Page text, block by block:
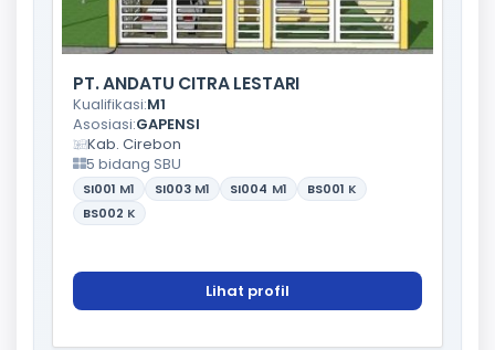
PT. ANDATU CITRA LESTARI
Kualifikasi:M1
Asosiasi:GAPENSI
Kab. Cirebon
5 bidang SBU
SI001 M1 SI003 M1 SI004 M1 BS001 K
BS002 K
Lihat profil